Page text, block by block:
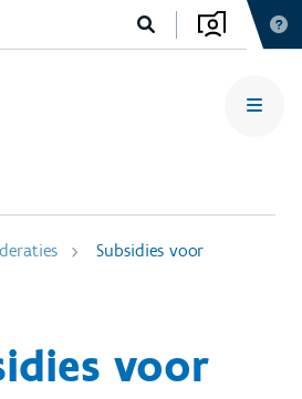
Subsidies voor
voor